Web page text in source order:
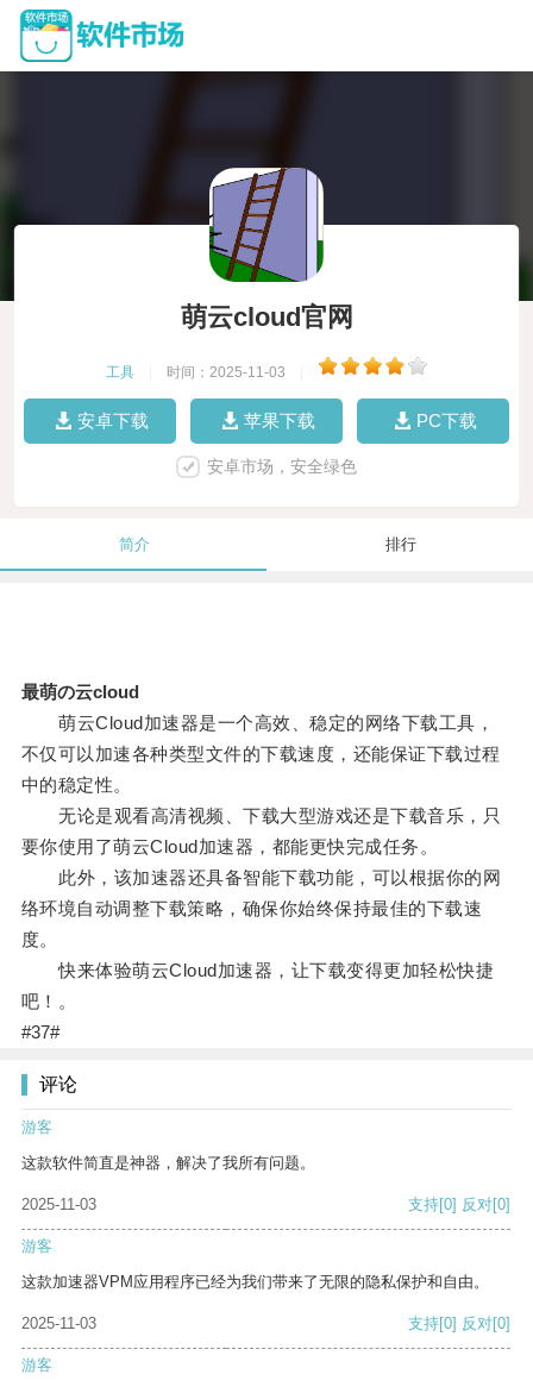
萌云cloud官网
工具 时间：2025-11-03
安卓下载 苹果下载 PC下载
安卓市场，安全绿色
简介 排行
最萌の云cloud
萌云Cloud加速器是一个高效、稳定的网络下载工具，
不仅可以加速各种类型文件的下载速度，还能保证下载过程
中的稳定性。
无论是观看高清视频、下载大型游戏还是下载音乐，只
要你使用了萌云Cloud加速器，都能更快完成任务。
此外，该加速器还具备智能下载功能，可以根据你的网
络环境自动调整下载策略，确保你始终保持最佳的下载速
度。
快来体验萌云Cloud加速器，让下载变得更加轻松快捷
吧！。
#37#
评论
游客
这款软件简直是神器，解决了我所有问题。
2025-11-03 支持[0] 反对[0]
游客
这款加速器VPM应用程序已经为我们带来了无限的隐私保护和自由。
2025-11-03 支持[0] 反对[0]
游客